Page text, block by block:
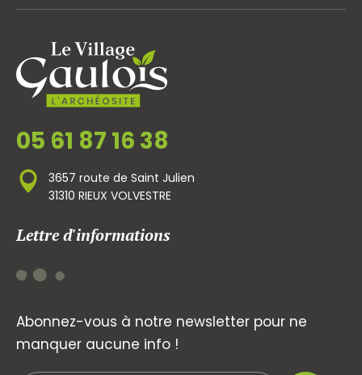
05 61 87 16 38
3657 route de Saint Julien
31310 RIEUX VOLVESTRE
Lettre d'informations
Abonnez-vous à notre newsletter pour ne
manquer aucune info !